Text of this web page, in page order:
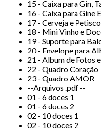
15 - Caixa para Gin,
16 - Caixa para Gine
17 - Cerveja e
18 - Mini Vinho e
19 - Suporte para
20 - Envelope para
21 - Album de Fotos
22 - Quadro Coração
23 - Quadro AMOR
--Arquivos .pdf --
01 - 6 doces 1
01 - 6 doces 2
02 - 10 doces 1
02 - 10 doces 2